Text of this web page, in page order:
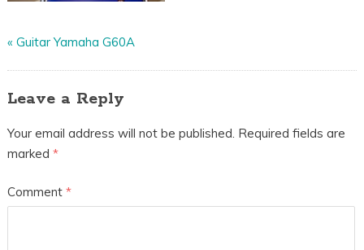
« Guitar Yamaha G60A
Leave a Reply
Your email address will not be published. Required fields are
marked *
Comment *